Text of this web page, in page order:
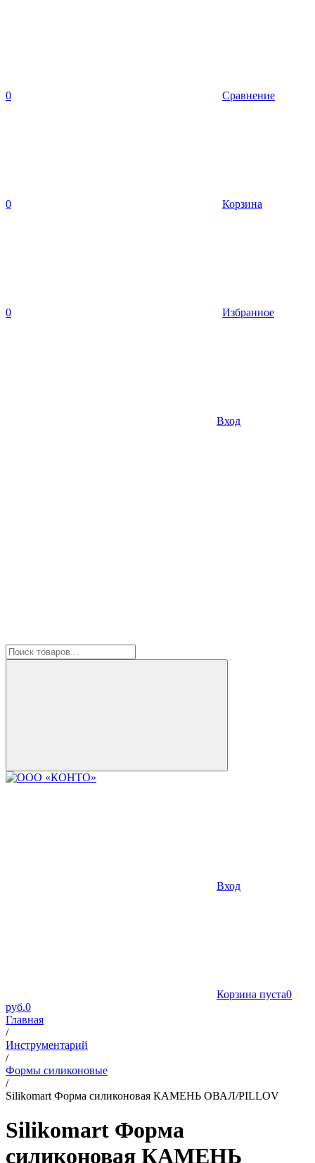
0 Сравнение
0 Корзина
0 Избранное
Вход
Вход
Корзина пуста0
руб.0
Главная
/
Инструментарий
/
Формы силиконовые
/
Silikomart Форма силиконовая КАМЕНЬ ОВАЛ/PILLOV
Silikomart Форма
силиконовая КАМЕНЬ